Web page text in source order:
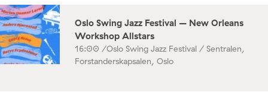
Oslo Swing Jazz Festival – New Orleans
Workshop Allstars
16:00 /Oslo Swing Jazz Festival / Sentralen,
Forstanderskapsalen, Oslo